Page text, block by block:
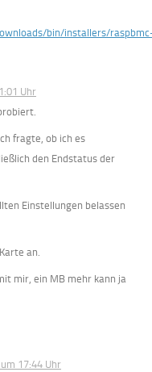
bin/installers/
Uhr
fragte, ob ich es
den Endstatus der
Einstellungen belassen
an.
mir, ein MB mehr kann ja
17:44 Uhr